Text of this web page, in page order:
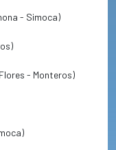
- Simoca)
- Monteros)